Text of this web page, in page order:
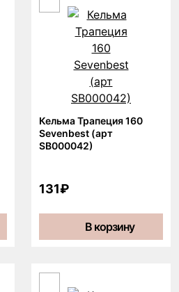
Кельма Трапеция 160
Sevenbest (арт
SB000042)
131₽
В корзину